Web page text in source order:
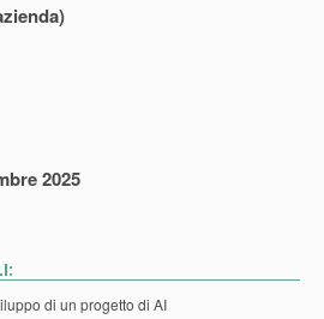
2025
di un progetto di AI